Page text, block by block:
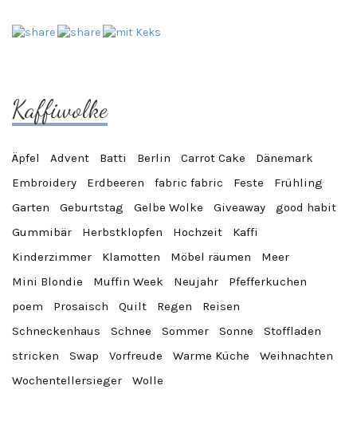
Kaffiwolke
Äpfel Advent Batti Berlin Carrot Cake
Dänemark
Embroidery
Erdbeeren fabric fabric Feste
Frühling
Garten
Geburtstag Gelbe Wolke Giveaway
good habit
Gummibär
Herbstklopfen Hochzeit
Kaffi
Kinderzimmer
Klamotten Möbel räumen
Meer
Mini Blondie
Muffin Week Neujahr
Pfefferkuchen
poem
Prosaisch Quilt Regen
Reisen
Schneckenhaus
Schnee Sommer Sonne
Stoffladen
stricken
Swap Vorfreude Warme Küche
Weihnachten
Wochentellersieger
Wolle